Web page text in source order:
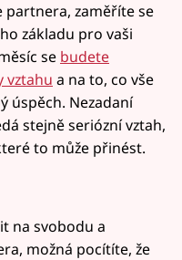
partnera, zaměříte se
základu pro vaši
se budete
vztahu a na to, co vše
úspěch. Nezadaní
stejně seriózní vztah,
to může přinést.
na svobodu a
možná pocítíte, že